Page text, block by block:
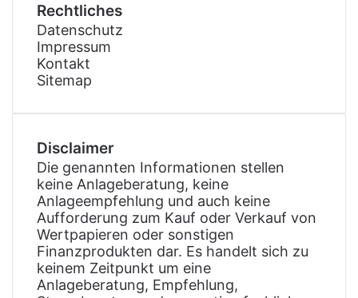
Rechtliches
Datenschutz
Impressum
Kontakt
Sitemap
Disclaimer
Die genannten Informationen stellen
keine Anlageberatung, keine
Anlageempfehlung und auch keine
Aufforderung zum Kauf oder Verkauf von
Wertpapieren oder sonstigen
Finanzprodukten dar. Es handelt sich zu
keinem Zeitpunkt um eine
Anlageberatung, Empfehlung,